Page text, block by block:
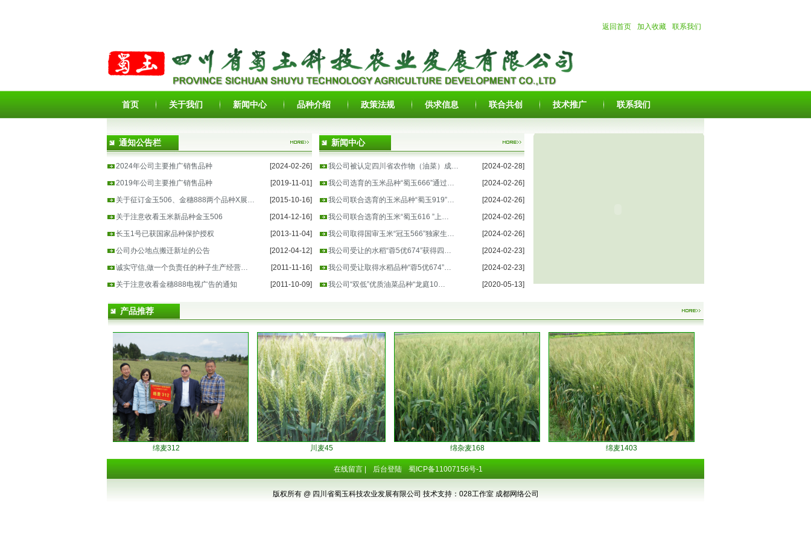
返回首页 加入收藏 联系我们
首页 关于我们 新闻中心 品种介绍 政策法规 供求信息 联合共创 技术推广 联系我们
新闻中心
[2024-02-28]
我公司被认定四川省农作物（油菜）成…
[2024-02-26]
我公司选育的玉米品种“蜀玉666”通过…
[2024-02-26]
我公司联合选育的玉米品种“蜀玉919”…
[2024-02-26]
我公司联合选育的玉米“蜀玉616 ”上…
[2024-02-26]
我公司取得国审玉米“冠玉566”独家生…
[2024-02-23]
我公司受让的水稻“蓉5优674”获得四…
[2024-02-23]
我公司受让取得水稻品种“蓉5优674”…
[2020-05-13]
我公司“双低”优质油菜品种“龙庭10…
通知公告栏
[2024-02-26]
2024年公司主要推广销售品种
[2019-11-01]
2019年公司主要推广销售品种
[2015-10-16]
关于征订金玉506、金穗888两个品种X展…
[2014-12-16]
关于注意收看玉米新品种金玉506
[2013-11-04]
长玉1号已获国家品种保护授权
[2012-04-12]
公司办公地点搬迁新址的公告
[2011-11-16]
诚实守信,做一个负责任的种子生产经营…
[2011-10-09]
关于注意收看金穗888电视广告的通知
产品推荐
绵麦312 川麦45 绵杂麦168 绵麦1403
在线留言| 后台登陆 蜀ICP备11007156号-1
版权所有 @ 四川省蜀玉科技农业发展有限公司 技术支持： 028工作室 成都网络公司